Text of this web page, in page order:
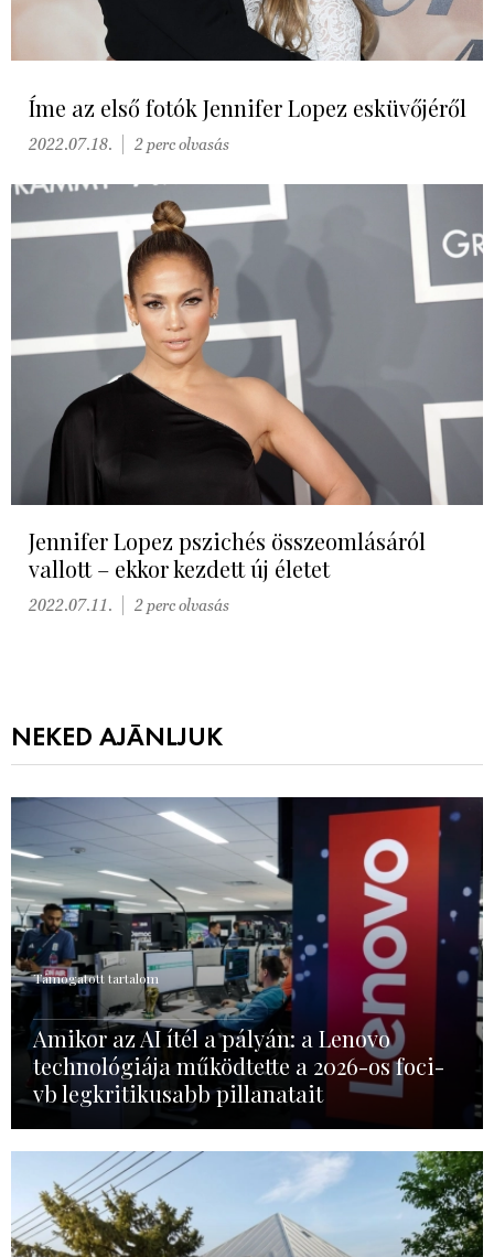
Íme az első fotók Jennifer Lopez esküvőjéről
2022.07.18. 2 perc olvasás
Jennifer Lopez pszichés összeomlásáról
vallott – ekkor kezdett új életet
2022.07.11. 2 perc olvasás
NEKED AJÁNLJUK
Támogatott tartalom
Amikor az AI ítél a pályán: a Lenovo
technológiája működtette a 2026-os foci-
vb legkritikusabb pillanatait